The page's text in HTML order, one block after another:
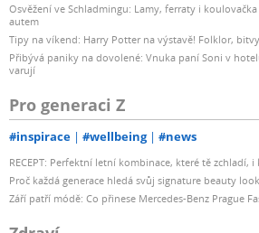
Osvěžení ve Schladmingu: Lamy, ferraty i
autem
Tipy na víkend: Harry Potter na výstavě! Folklor,
Přibývá paniky na dovolené: Vnuka paní Soni v
varují
Pro generaci Z
#inspirace #wellbeing #news
RECEPT: Perfektní letní kombinace, které tě zchladí,
Proč každá generace hledá svůj signature beauty look
Září patří módě: Co přinese Mercedes-Benz Prague